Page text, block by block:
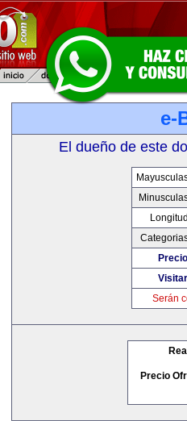
e-
El dueño de este
Serán
Precio